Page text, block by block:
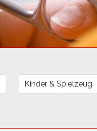
Kinder & Spielzeug